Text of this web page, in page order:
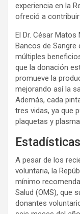
experiencia en la
ofreció a
El Dr. César
Bancos de Sangre
múltiples
que la donación
promueve la
mejorando así la
Además, cada
tres vidas, ya que
plaquetas y
A pesar de los
voluntaria, la
mínimo
Salud (OMS), que
donantes